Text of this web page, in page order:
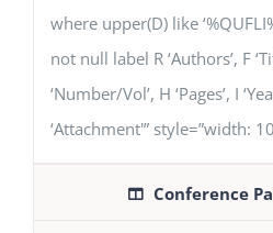
where upper(D) like
not null label R ‘Authors’, F
‘Number/Vol’, H ‘Pages’, I
‘Attachment'” style=”width:
Conference